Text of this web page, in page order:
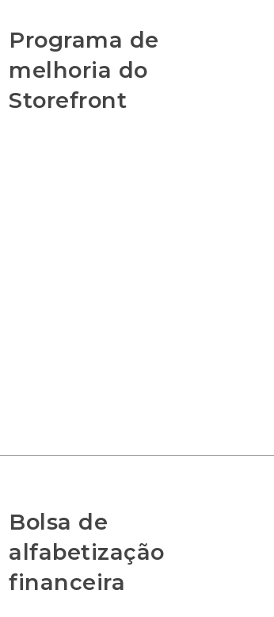
Programa de
melhoria do
Storefront
Bolsa de
alfabetização
financeira